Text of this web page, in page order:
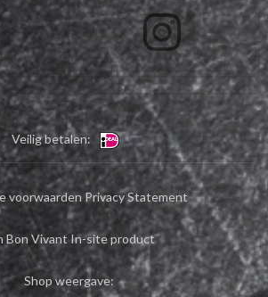
Veilig betalen:
voorwaarden Privacy Statement
Bon Vivant In-site product
Shop weergave: